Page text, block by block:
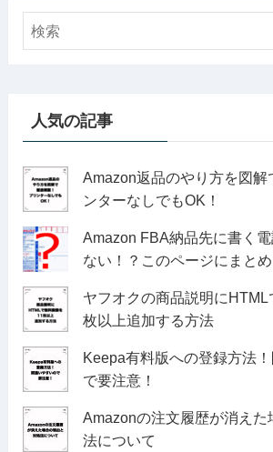
人気の記事
Amazon返品のやり方を図解
ンターなしでもOK！
Amazon FBA納品先に書く
ない！？このページにまと
ヤフオクの商品説明に
枚以上追加する方法
Keepa有料版への登録方法
で要注意！
Amazonの注文履歴が消えた
法について